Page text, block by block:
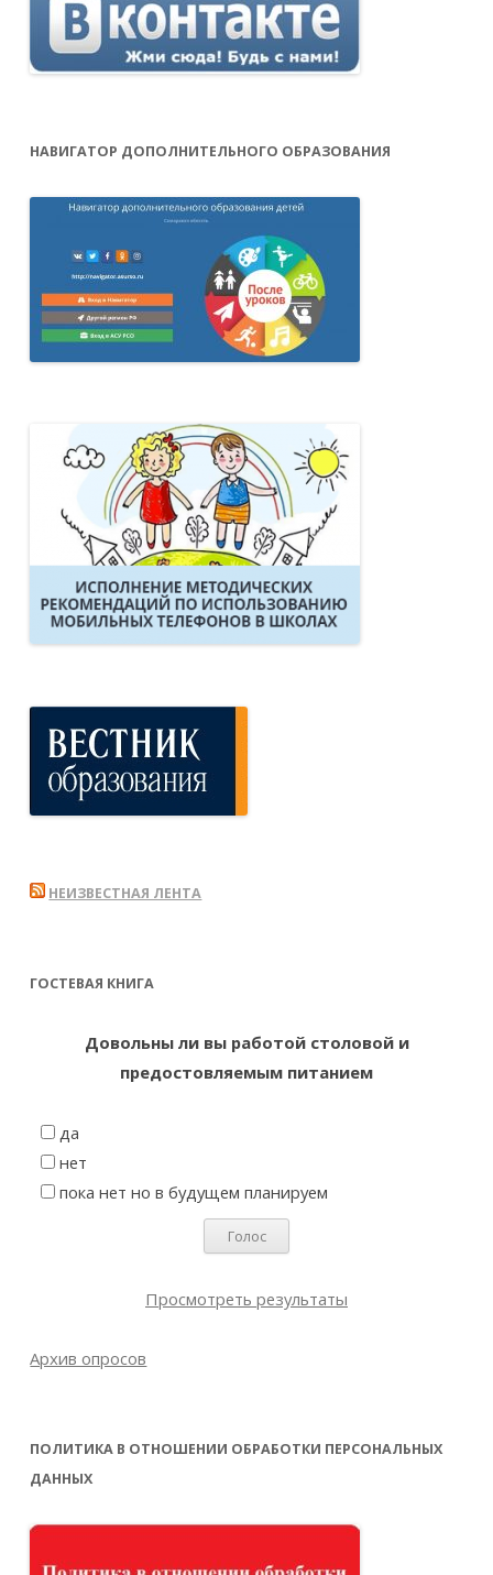
НАВИГАТОР ДОПОЛНИТЕЛЬНОГО ОБРАЗОВАНИЯ
НЕИЗВЕСТНАЯ ЛЕНТА
ГОСТЕВАЯ КНИГА
Довольны ли вы работой столовой и
предостовляемым питанием
да
нет
пока нет но в будущем планируем
Просмотреть результаты
Архив опросов
ПОЛИТИКА В ОТНОШЕНИИ ОБРАБОТКИ ПЕРСОНАЛЬНЫХ
ДАННЫХ